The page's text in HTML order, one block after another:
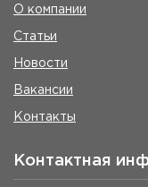
О компании
Статьи
Новости
Вакансии
Контакты
Контактная